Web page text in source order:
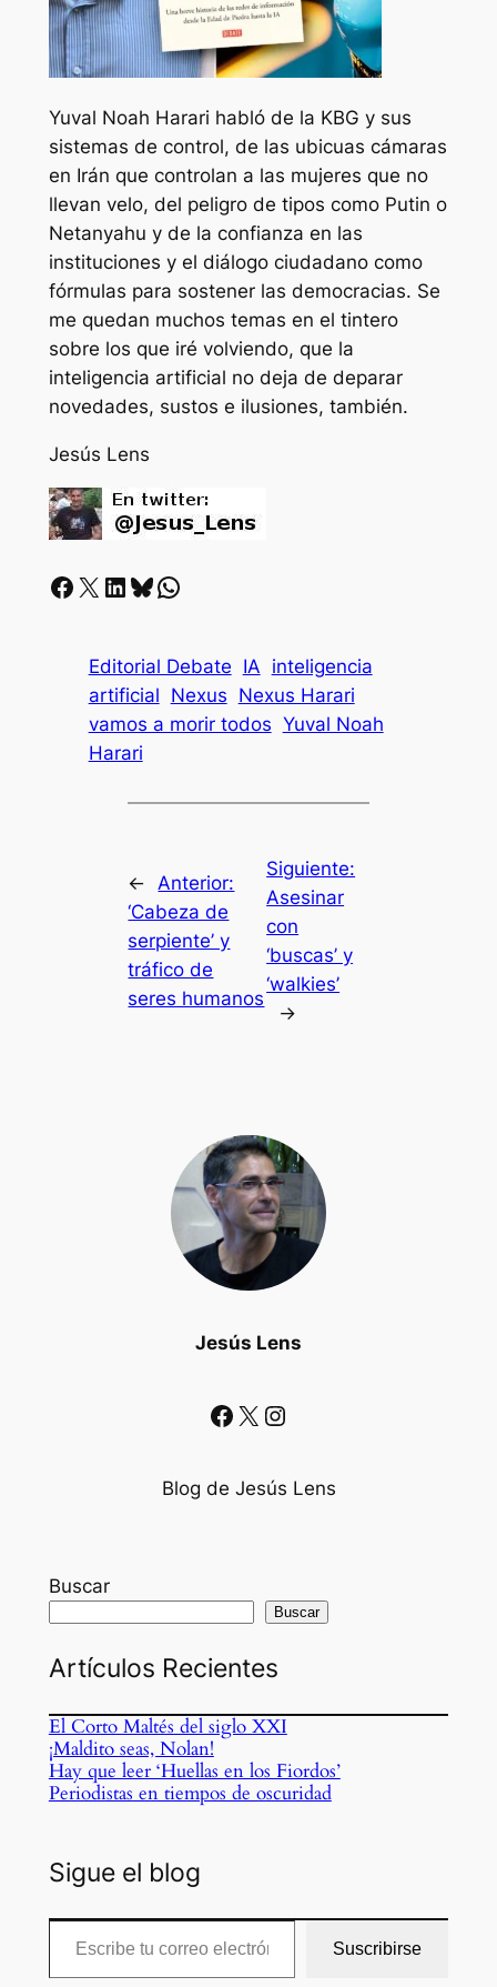
Jesús Lens
Facebook X Instagram
Blog de Jesús Lens
Yuval Noah Harari habló de la KBG y sus
sistemas de control, de las ubicuas cámaras
en Irán que controlan a las mujeres que no
llevan velo, del peligro de tipos como Putin o
Netanyahu y de la confianza en las
instituciones y el diálogo ciudadano como
fórmulas para sostener las democracias. Se
me quedan muchos temas en el tintero
sobre los que iré volviendo, que la
inteligencia artificial no deja de deparar
novedades, sustos e ilusiones, también.
Jesús Lens
Facebook X LinkedIn Bluesky Whatsapp
Editorial Debate IA inteligencia
artificial Nexus Nexus Harari
vamos a morir todos Yuval Noah
Harari
←
Anterior:
‘Cabeza de
serpiente’ y
tráfico de
seres humanos
Siguiente:
Asesinar
con
‘buscas’ y
‘walkies’
→
Buscar
Buscar
Artículos Recientes
El Corto Maltés del siglo XXI
¡Maldito seas, Nolan!
Hay que leer ‘Huellas en los Fiordos’
Periodistas en tiempos de oscuridad
Sigue el blog
Escribe tu correo electrónico…
Suscribirse